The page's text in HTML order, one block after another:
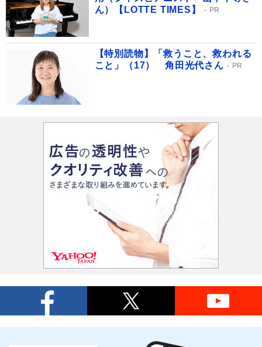
ん）【LOTTE TIMES】
PR
【特別読物】「救うこと、救われる
こと」（17） 角田光代さん
PR